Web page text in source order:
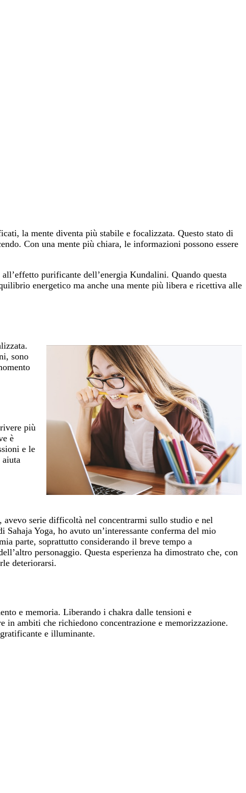
la mente diventa più stabile e focalizzata. Questo stato di
Con una mente più chiara, le informazioni possono essere
purificante dell’energia Kundalini. Quando questa
energetico ma anche una mente più libera e ricettiva alle
sono
più
è
e le
avevo serie difficoltà nel concentrarmi sullo studio e nel
Yoga, ho avuto un’interessante conferma del mio
parte, soprattutto considerando il breve tempo a
personaggio. Questa esperienza ha dimostrato che, con
deteriorarsi.
e memoria. Liberando i chakra dalle tensioni e
in ambiti che richiedono concentrazione e memorizzazione.
e illuminante.